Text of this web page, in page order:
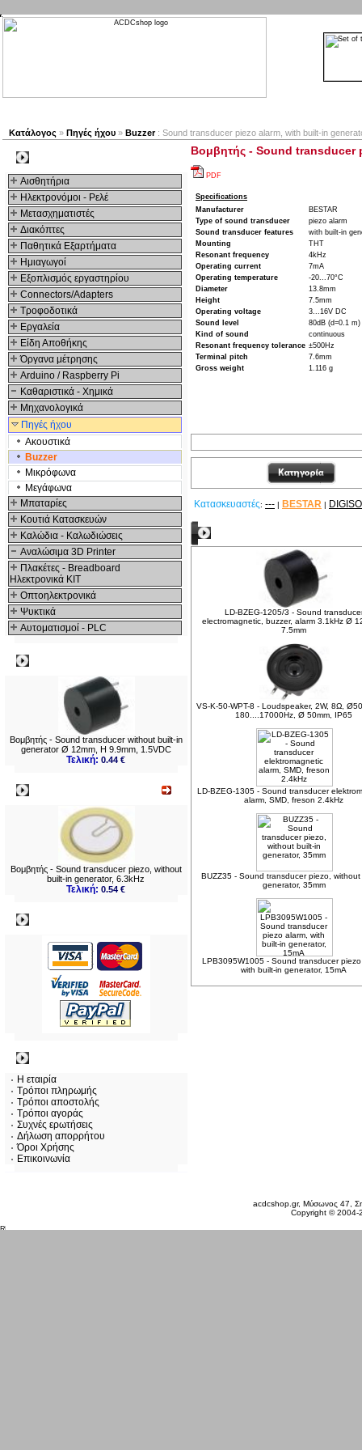
Κατάλογος » Πηγές ήχου » Buzzer: Sound transducer piezo alarm, with built-in
Αισθητήρια
Ηλεκτρονόμοι - Ρελέ
Μετασχηματιστές
Διακόπτες
Παθητικά Εξαρτήματα
Hμιαγωγοί
Εξοπλισμός εργαστηρίου
Connectors/Adapters
Τροφοδοτικά
Εργαλεία
Είδη Αποθήκης
Όργανα μέτρησης
Arduino / Raspberry Pi
Καθαριστικά - Χημικά
Μηχανολογικά
Πηγές ήχου
Ακουστικά
Buzzer
Μικρόφωνα
Μεγάφωνα
Μπαταρίες
Κουτιά Κατασκευών
Καλώδια - Καλωδιώσεις
Αναλώσιμα 3D Printer
Πλακέτες - Breadboard
Ηλεκτρονικά ΚΙΤ
Οπτοηλεκτρονικά
Ψυκτικά
Αυτοματισμοί - PLC
Βομβητής - Sound transducer without built-in
generator Ø 12mm, H 9.9mm, 1.5VDC
Τελική:0.44 €
Βομβητής - Sound transducer piezo, without
built-in generator, 6.3kHz
Τελική:0.54 €
Η εταιρία
Τρόποι πληρωμής
Τρόποι αποστολής
Τρόποι αγοράς
Συχνές ερωτήσεις
Δήλωση απορρήτου
Όροι Χρήσης
Επικοινωνία
Βομβητής - Sound transducer
PDF
Specifications
Manufacturer
BESTAR
Type of sound transducer
piezo alarm
Sound transducer features
with built-in
Mounting
THT
Resonant frequency
4kHz
Operating current
7mA
Operating temperature
-20...70°C
Diameter
13.8mm
Height
7.5mm
Operating voltage
3...16V DC
Sound level
80dB (d=0.1 m)
Kind of sound
continuous
Resonant frequency tolerance ±500Hz
Terminal pitch
7.6mm
Gross weight
1.116 g
Κατασκευαστές: --- | BESTAR |
LD-BZEG-1205/3 - Sound
electromagnetic, buzzer, alarm 3.1kHz Ø
7.5mm
VS-K-50-WPT-8 - Loudspeaker, 2W, 8Ω,
180....17000Hz, Ø 50mm, IP65
LD-BZEG-1305 - Sound transducer
alarm, SMD, freson 2.4kHz
BUZZ35 - Sound transducer piezo, without
generator, 35mm
LPB3095W1005 - Sound transducer
with built-in generator, 15mA
acdcshop.gr, Μύσωνος 47,
Copyright ©